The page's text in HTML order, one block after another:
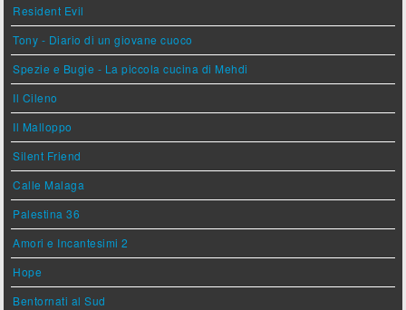
Resident Evil
Tony - Diario di un giovane cuoco
Spezie e Bugie - La piccola cucina di Mehdi
Il Cileno
Il Malloppo
Silent Friend
Calle Malaga
Palestina 36
Amori e Incantesimi 2
Hope
Bentornati al Sud